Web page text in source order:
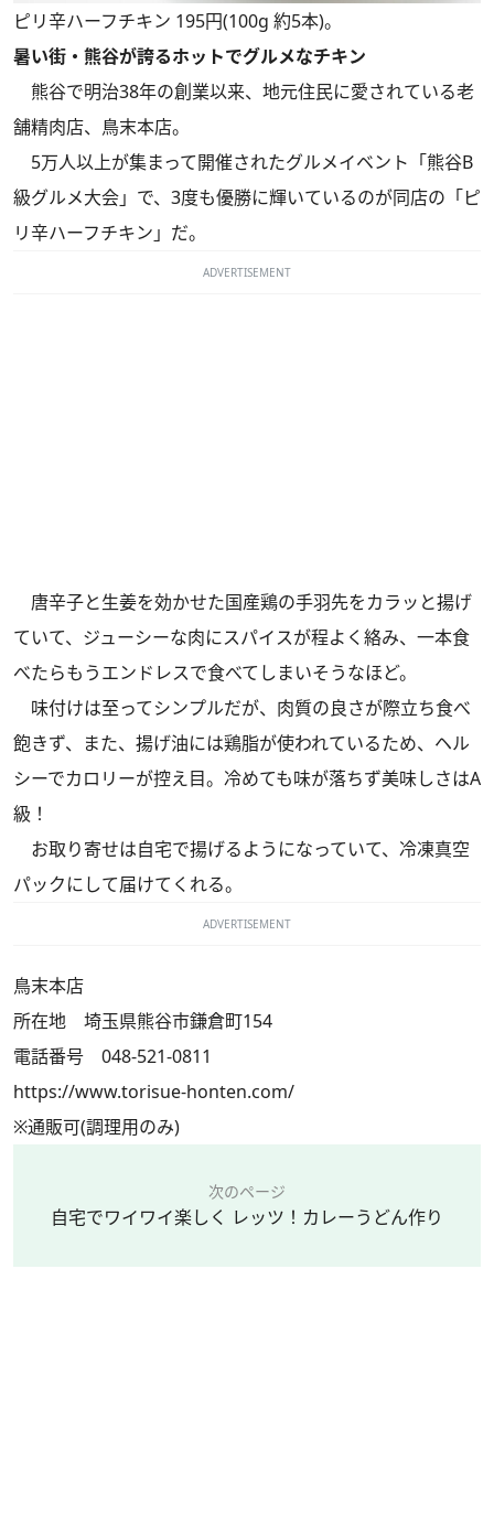
ピリ辛ハーフチキン 195円(100g 約5本)。
暑い街・熊谷が誇るホットでグルメなチキン
熊谷で明治38年の創業以来、地元住民に愛されている老
舗精肉店、鳥末本店。
5万人以上が集まって開催されたグルメイベント「熊谷B
級グルメ大会」で、3度も優勝に輝いているのが同店の「ピ
リ辛ハーフチキン」だ。
ADVERTISEMENT
唐辛子と生姜を効かせた国産鶏の手羽先をカラッと揚げ
ていて、ジューシーな肉にスパイスが程よく絡み、一本食
べたらもうエンドレスで食べてしまいそうなほど。
味付けは至ってシンプルだが、肉質の良さが際立ち食べ
飽きず、また、揚げ油には鶏脂が使われているため、ヘル
シーでカロリーが控え目。冷めても味が落ちず美味しさはA
級！
お取り寄せは自宅で揚げるようになっていて、冷凍真空
パックにして届けてくれる。
ADVERTISEMENT
鳥末本店
所在地 埼玉県熊谷市鎌倉町154
電話番号 048-521-0811
https://www.torisue-honten.com/
※通販可(調理用のみ)
次のページ
自宅でワイワイ楽しく レッツ！カレーうどん作り